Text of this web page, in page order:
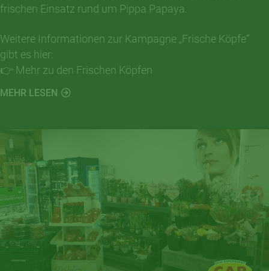
frischen Einsatz rund um Pippa Papaya.
Weitere Informationen zur Kampagne „Frische Köpfe“
gibt es hier:
👉 Mehr zu den Frischen Köpfen
MEHR LESEN